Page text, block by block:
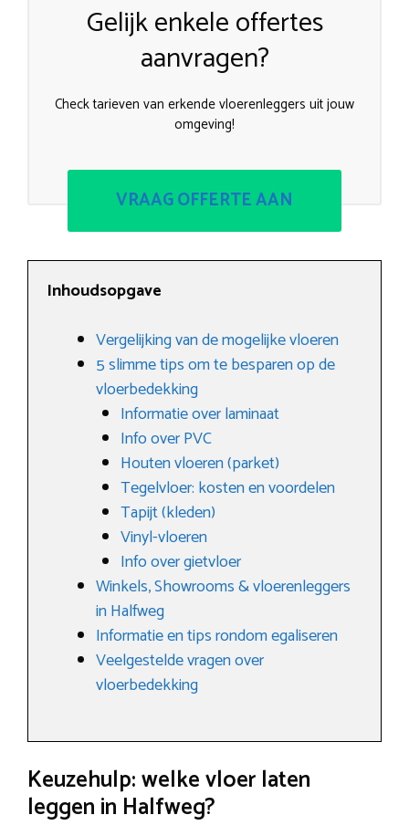
Gelijk enkele offertes
aanvragen?
Check tarieven van erkende vloerenleggers uit jouw
omgeving!
VRAAG OFFERTE AAN
Inhoudsopgave
Vergelijking van de mogelijke vloeren
5 slimme tips om te besparen op de
vloerbedekking
Informatie over laminaat
Info over PVC
Houten vloeren (parket)
Tegelvloer: kosten en voordelen
Tapijt (kleden)
Vinyl-vloeren
Info over gietvloer
Winkels, Showrooms & vloerenleggers
in Halfweg
Informatie en tips rondom egaliseren
Veelgestelde vragen over
vloerbedekking
Keuzehulp: welke vloer laten
leggen in Halfweg?